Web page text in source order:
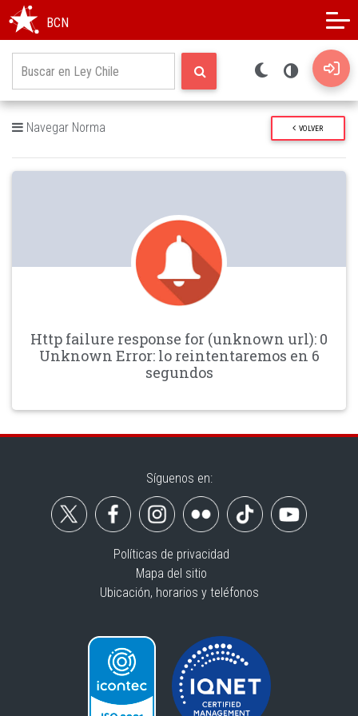
BCN
Navegar Norma VOLVER
Http failure response for (unknown url): 0
Unknown Error: lo reintentaremos en 6
segundos
Síguenos en:
Políticas de privacidad
Mapa del sitio
Ubicación, horarios y teléfonos